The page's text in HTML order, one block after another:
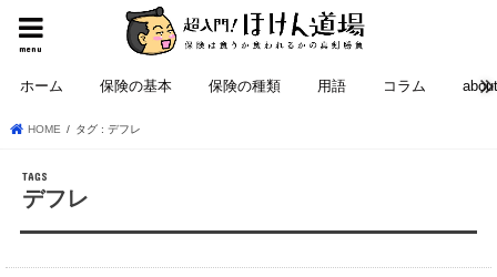
menu
ホーム 保険の基本 保険の種類 用語 コラム about
HOME タグ : デフレ
デフレ